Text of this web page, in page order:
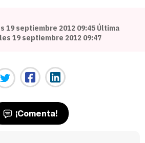
19 septiembre 2012 09:45 Última
19 septiembre 2012 09:47
¡Comenta!